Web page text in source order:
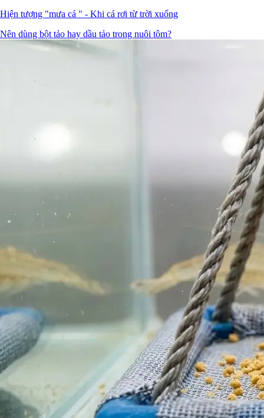
Hiện tượng "mưa cá " - Khi cá rơi từ trời xuống
Nên dùng bột tảo hay dầu tảo trong nuôi tôm?